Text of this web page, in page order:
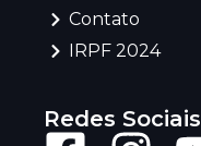
Contato
IRPF 2024
Redes Sociais